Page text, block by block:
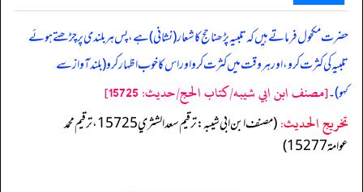
حضرت مکحول فرماتے ہیں کہ تلبیہ پڑھنا حج کا شعار (نشانی) ہے، پس ہر بلندی پر چڑھتے ہوئے
تلبیہ کی کثرت کرو، اور ہر وقت میں کثرت کرو اور اس کا خوب اظہار کرو (بلند آواز سے
کہو)۔[مصنف ابن ابي شيبه/كتاب الحج/حدیث: 15725]
تخریج الحدیث:
(مصنف ابن ابي شيبه: ترقيم سعد الشثري 15725، ترقيم محمد
عوامة 15277)